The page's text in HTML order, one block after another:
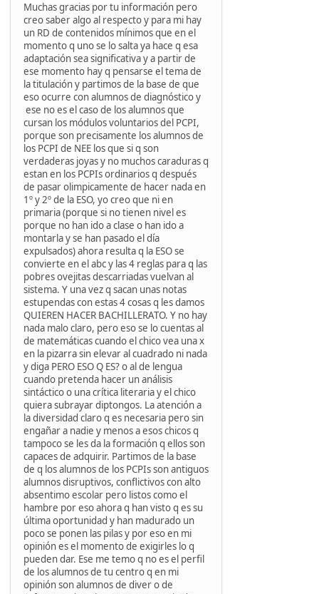
Muchas gracias por tu información pero
creo saber algo al respecto y para mi hay
un RD de contenidos mínimos que en el
momento q uno se lo salta ya hace q esa
adaptación sea significativa y a partir de
ese momento hay q pensarse el tema de
la titulación y partimos de la base de que
eso ocurre con alumnos de diagnóstico y
ese no es el caso de los alumnos que
cursan los módulos voluntarios del PCPI,
porque son precisamente los alumnos de
los PCPI de NEE los que si q son
verdaderas joyas y no muchos caraduras q
estan en los PCPIs ordinarios q después
de pasar olimpicamente de hacer nada en
1º y 2º de la ESO, yo creo que ni en
primaria (porque si no tienen nivel es
porque no han ido a clase o han ido a
montarla y se han pasado el día
expulsados) ahora resulta q la ESO se
convierte en el abc y las 4 reglas para q las
pobres ovejitas descarriadas vuelvan al
sistema. Y una vez q sacan unas notas
estupendas con estas 4 cosas q les damos
QUIEREN HACER BACHILLERATO. Y no hay
nada malo claro, pero eso se lo cuentas al
de matemáticas cuando el chico vea una x
en la pizarra sin elevar al cuadrado ni nada
y diga PERO ESO Q ES? o al de lengua
cuando pretenda hacer un análisis
sintáctico o una crítica literaria y el chico
quiera subrayar diptongos. La atención a
la diversidad claro q es necesaria pero sin
engañar a nadie y menos a esos chicos q
tampoco se les da la formación q ellos son
capaces de adquirir. Partimos de la base
de q los alumnos de los PCPIs son antiguos
alumnos disruptivos, conflictivos con alto
absentimo escolar pero listos como el
hambre por eso ahora q han visto q es su
última oportunidad y han madurado un
poco se ponen las pilas y por eso en mi
opinión es el momento de exigirles lo q
pueden dar. Ese me temo q no es el perfil
de los alumnos de tu centro q en mi
opinión son alumnos de diver o de